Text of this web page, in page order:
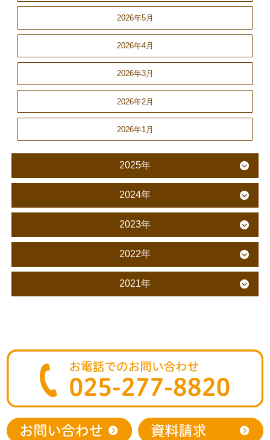
2026年5月
2026年4月
2026年3月
2026年2月
2026年1月
2025年
2024年
2023年
2022年
2021年